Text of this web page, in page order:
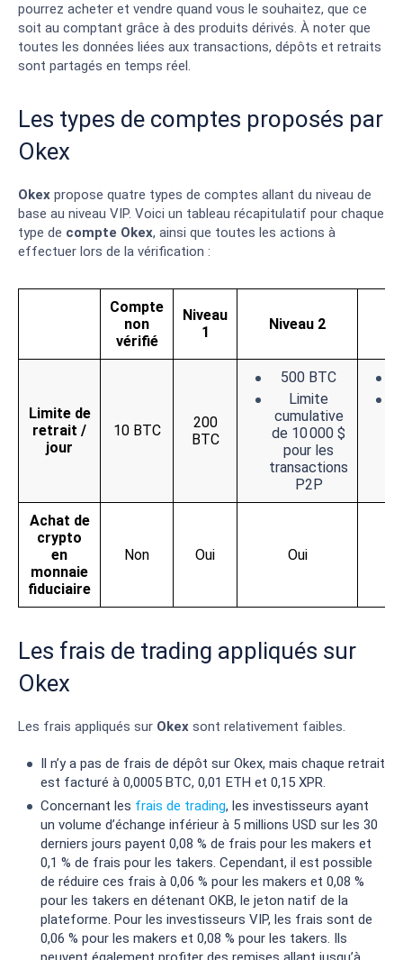
pourrez acheter et vendre quand vous le souhaitez, que ce
soit au comptant grâce à des produits dérivés. À noter que
toutes les données liées aux transactions, dépôts et retraits
sont partagés en temps réel.
Les types de comptes proposés par
Okex
Okex propose quatre types de comptes allant du niveau de
base au niveau VIP. Voici un tableau récapitulatif pour chaque
type de compte Okex, ainsi que toutes les actions à
effectuer lors de la vérification :
Compte
non
vérifié
Niveau
1
Niveau 2
Limite de
retrait /
jour
10 BTC
200
BTC
500 BTC
Limite
cumulative
de 10 000 $
pour les
transactions
P2P
Achat de
crypto
en
monnaie
fiduciaire
Non Oui Oui
Les frais de trading appliqués sur
Okex
Les frais appliqués sur Okex sont relativement faibles.
Il n’y a pas de frais de dépôt sur Okex, mais chaque retrait
est facturé à 0,0005 BTC, 0,01 ETH et 0,15 XPR.
Concernant les frais de trading, les investisseurs ayant
un volume d’échange inférieur à 5 millions USD sur les 30
derniers jours payent 0,08 % de frais pour les makers et
0,1 % de frais pour les takers. Cependant, il est possible
de réduire ces frais à 0,06 % pour les makers et 0,08 %
pour les takers en détenant OKB, le jeton natif de la
plateforme. Pour les investisseurs VIP, les frais sont de
0,06 % pour les makers et 0,08 % pour les takers. Ils